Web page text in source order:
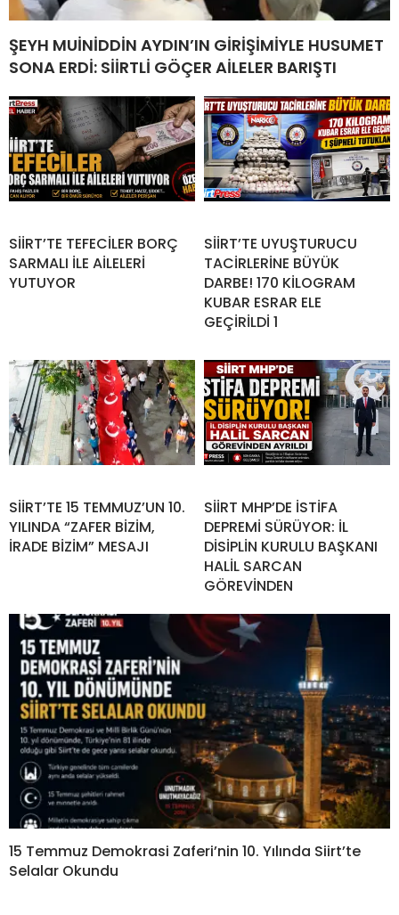
ŞEYH MUİNİDDİN AYDIN’IN GİRİŞİMİYLE HUSUMET
SONA ERDİ: SİİRTLİ GÖÇER AİLELER BARIŞTI
SİİRT’TE TEFECİLER BORÇ
SARMALI İLE AİLELERİ
YUTUYOR
SİİRT’TE UYUŞTURUCU
TACİRLERİNE BÜYÜK
DARBE! 170 KİLOGRAM
KUBAR ESRAR ELE
GEÇİRİLDİ 1
SİİRT’TE 15 TEMMUZ’UN 10.
YILINDA “ZAFER BİZİM,
İRADE BİZİM” MESAJI
SİİRT MHP’DE İSTİFA
DEPREMİ SÜRÜYOR: İL
DİSİPLİN KURULU BAŞKANI
HALİL SARCAN
GÖREVİNDEN
15 Temmuz Demokrasi Zaferi’nin 10. Yılında Siirt’te
Selalar Okundu